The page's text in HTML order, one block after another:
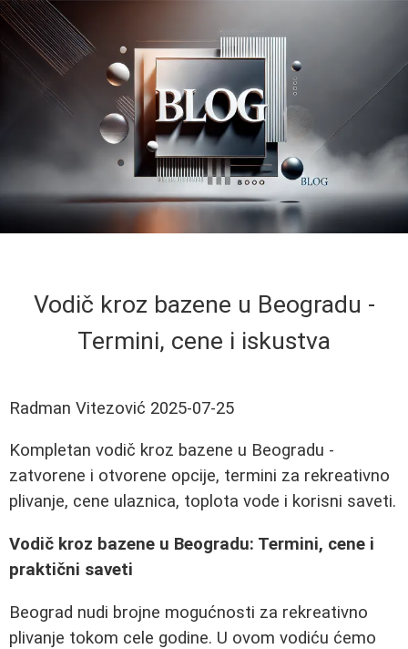
Vodič kroz bazene u Beogradu -
Termini, cene i iskustva
Radman Vitezović 2025-07-25
Kompletan vodič kroz bazene u Beogradu -
zatvorene i otvorene opcije, termini za rekreativno
plivanje, cene ulaznica, toplota vode i korisni saveti.
Vodič kroz bazene u Beogradu: Termini, cene i
praktični saveti
Beograd nudi brojne mogućnosti za rekreativno
plivanje tokom cele godine. U ovom vodiću ćemo